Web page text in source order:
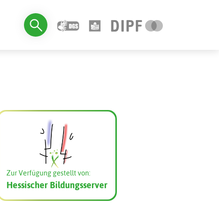
Zur Verfügung gestellt von:
Hessischer Bildungsserver